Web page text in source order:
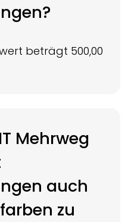
beträgt 500,00
Mehrweg
auch
zu